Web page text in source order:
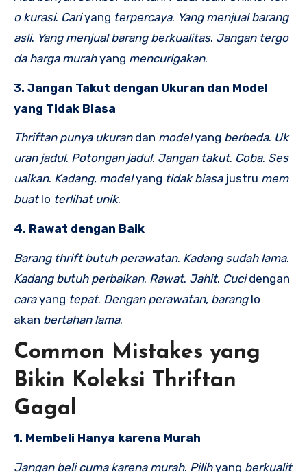
o kurasi. Cariyang terpercaya. Yang menjual barang
asli. Yang menjual barang berkualitas. Jangan tergo
da harga murahyang mencurigakan.
3. Jangan Takut dengan Ukuran dan Model
yang Tidak Biasa
Thriftan punya ukurandan modelyang berbeda. Uk
uran jadul. Potongan jadul. Jangan takut. Coba. Ses
uaikan. Kadang, modelyang tidak biasajustru mem
buatlo terlihat unik.
4. Rawat dengan Baik
Barang thrift butuh perawatan. Kadang sudah lama.
Kadang butuh perbaikan. Rawat. Jahit. Cucidengan
carayang tepat. Dengan perawatan, baranglo
akan bertahan lama.
Common Mistakes yang
Bikin Koleksi Thriftan
Gagal
1. Membeli Hanya karena Murah
Jangan beli cuma karena murah. Pilihyang berkualit